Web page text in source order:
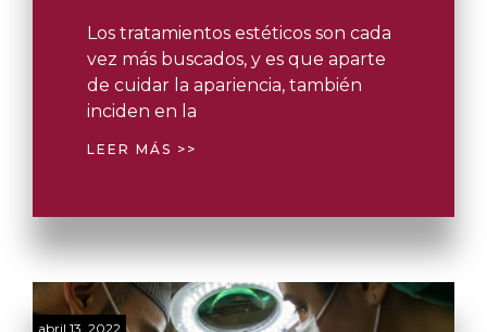
Los tratamientos estéticos son cada
vez más buscados, y es que aparte
de cuidar la apariencia, también
inciden en la
LEER MÁS >>
abril 13, 2022